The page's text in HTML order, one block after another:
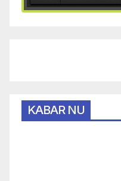
KABAR NU